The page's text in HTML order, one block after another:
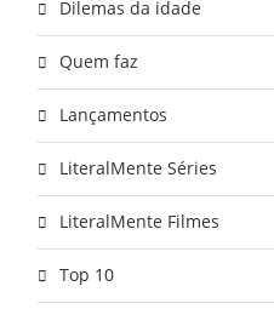
Dilemas da idade
Quem faz
Lançamentos
LiteralMente Séries
LiteralMente Filmes
Top 10